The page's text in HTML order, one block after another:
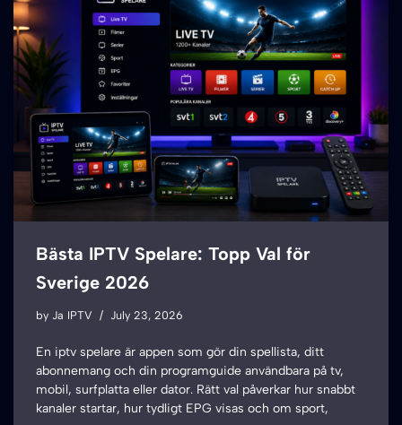
Bästa IPTV Spelare: Topp Val för
Sverige 2026
by Ja IPTV July 23, 2026
En iptv spelare är appen som gör din spellista, ditt
abonnemang och din programguide användbara på tv,
mobil, surfplatta eller dator. Rätt val påverkar hur snabbt
kanaler startar, hur tydligt EPG visas och om sport,